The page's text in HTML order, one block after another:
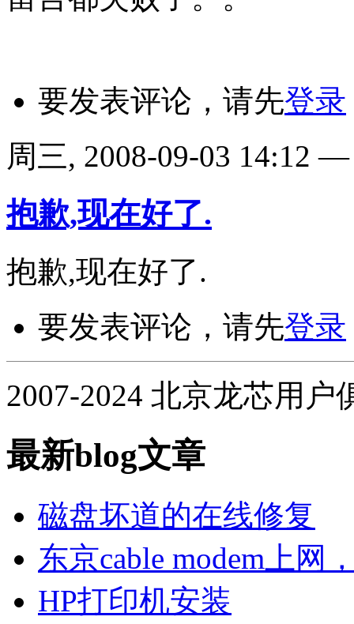
要发表评论，请先登录
周三, 2008-09-03 14:12
抱歉,现在好了.
抱歉,现在好了.
要发表评论，请先登录
2007-2024 北京龙芯用户
最新blog文章
磁盘坏道的在线修复
东京cable modem上网
HP打印机安装